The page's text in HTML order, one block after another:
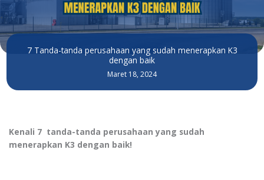
7 Tanda-tanda perusahaan yang sudah menerapkan K3
dengan baik
Maret 18, 2024
Kenali 7 tanda-tanda perusahaan yang sudah
menerapkan K3 dengan baik!